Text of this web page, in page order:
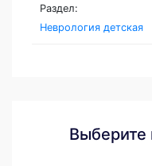
Раздел:
Неврология детская
Выберите